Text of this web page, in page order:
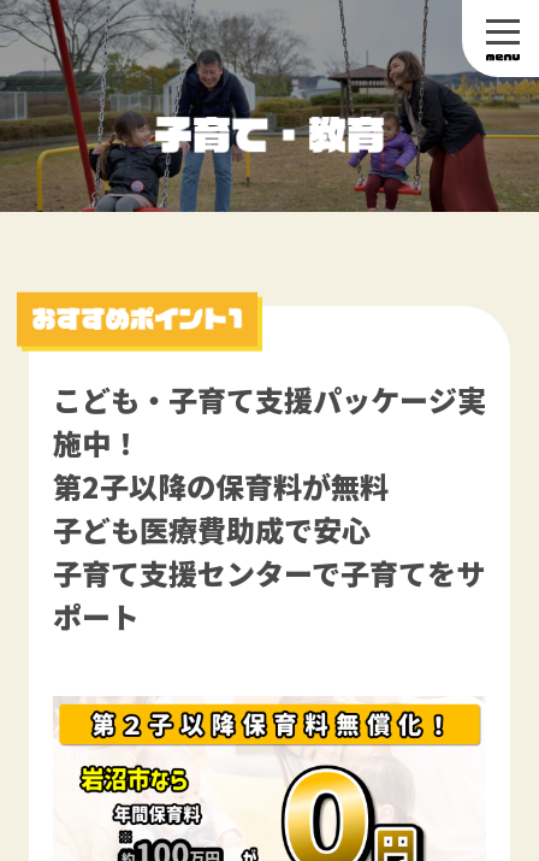
こども・子育て支援パッケージ実
施中！
第2子以降の保育料が無料
子ども医療費助成で安心
子育て支援センターで子育てをサ
ポート